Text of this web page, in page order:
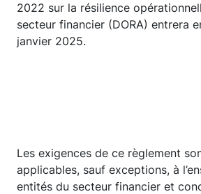
2022 sur la résilience
secteur financier (DORA) entrera
janvier 2025.
Les exigences de ce règlement
applicables, sauf exceptions, à
entités du secteur financier et